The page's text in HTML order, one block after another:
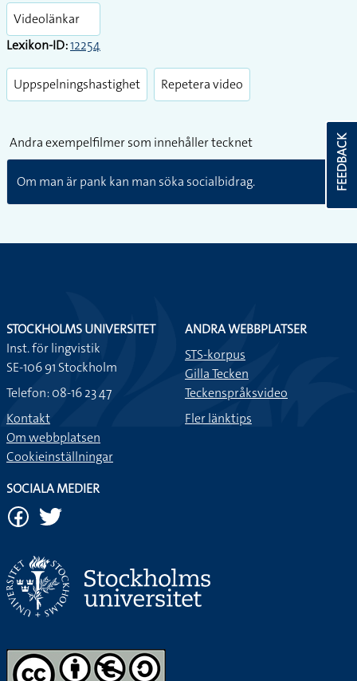
Videolänkar
Lexikon-ID:12254
Uppspelningshastighet Repetera video
Andra exempelfilmer som innehåller tecknet
Om man är pank kan man söka socialbidrag. FEEDBACK
STOCKHOLMS UNIVERSITET
Inst. för lingvistik
SE-106 91 Stockholm
Telefon: 08-16 23 47
Kontakt
Om webbplatsen
Cookieinställningar
ANDRA WEBBPLATSER
STS-korpus
Gilla Tecken
Teckenspråksvideo
Fler länktips
SOCIALA MEDIER